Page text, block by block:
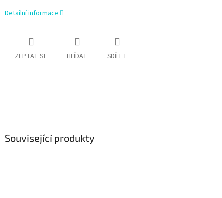
Detailní informace
ZEPTAT SE HLÍDAT SDÍLET
Související produkty